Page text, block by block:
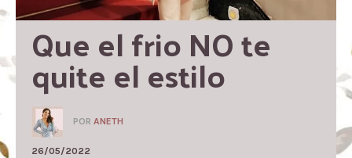
Que el frio NO te
quite el estilo
POR ANETH
26/05/2022